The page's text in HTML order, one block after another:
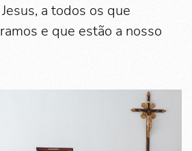
a todos os que
e que estão a nosso